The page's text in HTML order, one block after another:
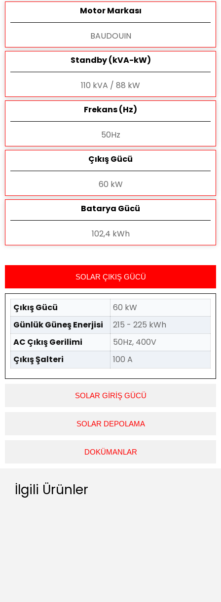
Motor Markası
BAUDOUIN
Standby (kVA-kW)
110 kVA / 88 kW
Frekans (Hz)
50Hz
Çıkış Gücü
60 kW
Batarya Gücü
102,4 kWh
SOLAR ÇIKIŞ GÜCÜ
SOLAR GİRİŞ GÜCÜ
SOLAR DEPOLAMA
DOKÜMANLAR
Çıkış Gücü
60 kW
Günlük Güneş Enerjisi
215 - 225 kWh
AC Çıkış Gerilimi
50Hz, 400V
Çıkış Şalteri
100 A
İlgili Ürünler